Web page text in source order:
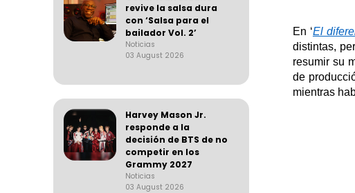
revive la salsa dura
con ‘Salsa para el
bailador Vol. 2’
Noticias
03 August 2026
Harvey Mason Jr.
responde a la
decisión de BTS de no
competir en los
Grammy 2027
Noticias
03 August 2026
En ‘El d
distintas,
resumir su
de
mientras